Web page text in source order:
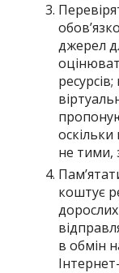
джерел
не тими,
коштує
в обмін